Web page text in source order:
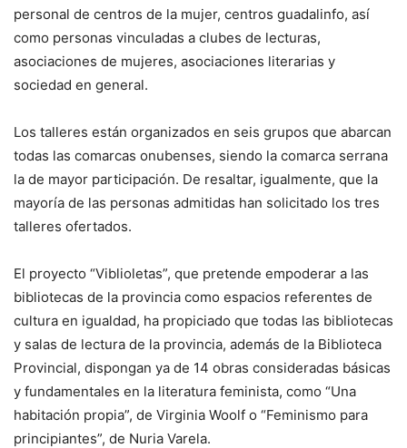
personal de centros de la mujer, centros guadalinfo, así
como personas vinculadas a clubes de lecturas,
asociaciones de mujeres, asociaciones literarias y
sociedad en general.
Los talleres están organizados en seis grupos que abarcan
todas las comarcas onubenses, siendo la comarca serrana
la de mayor participación. De resaltar, igualmente, que la
mayoría de las personas admitidas han solicitado los tres
talleres ofertados.
El proyecto “Viblioletas”, que pretende empoderar a las
bibliotecas de la provincia como espacios referentes de
cultura en igualdad, ha propiciado que todas las bibliotecas
y salas de lectura de la provincia, además de la Biblioteca
Provincial, dispongan ya de 14 obras consideradas básicas
y fundamentales en la literatura feminista, como “Una
habitación propia”, de Virginia Woolf o “Feminismo para
principiantes”, de Nuria Varela.